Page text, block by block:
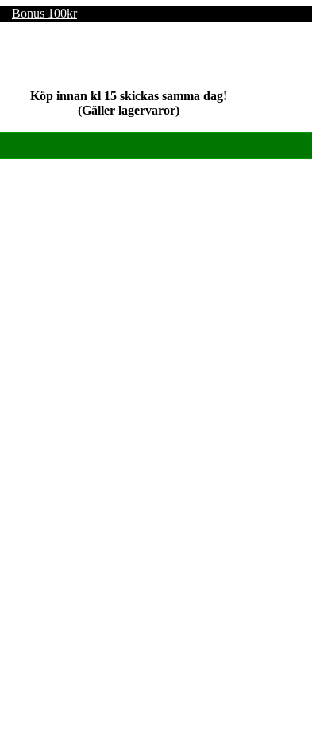
Bonus 100kr
Köp innan kl 15 skickas samma dag!
(Gäller lagervaror)